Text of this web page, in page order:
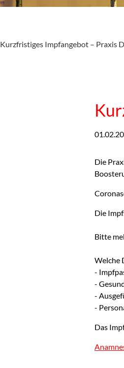
Kurzfristiges Impfangebot – Praxis
Die
Die
Bitte
Welche
-
-
-
-
Das